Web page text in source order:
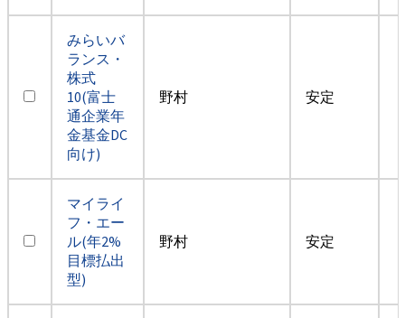
みらいバ
ランス・
株式
10(富士
通企業年
金基金DC
向け)
野村 安定
マイライ
フ・エー
ル(年2%
目標払出
型)
野村 安定